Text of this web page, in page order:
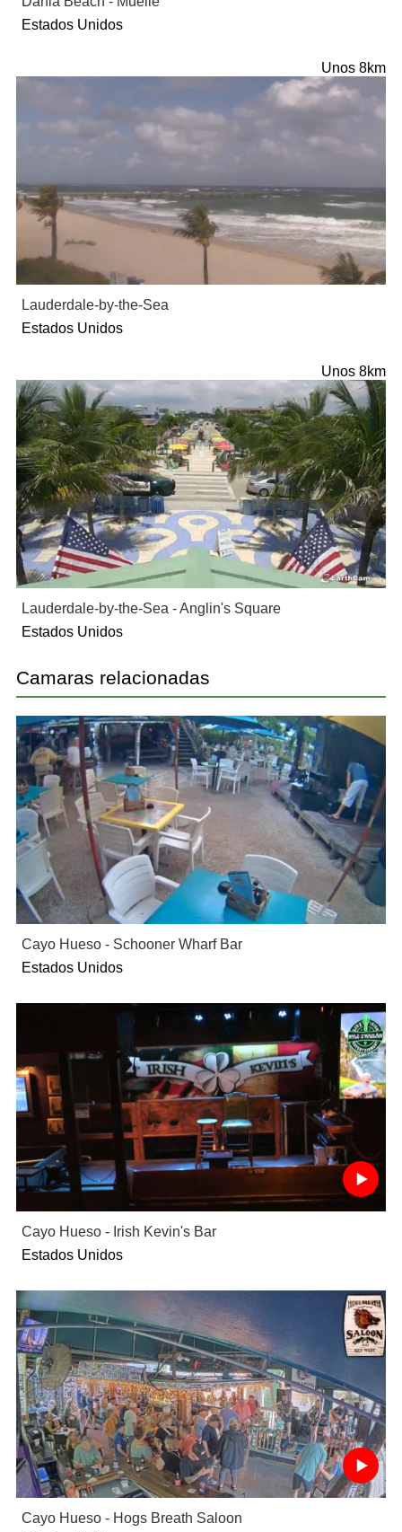
Estados Unidos
Unos 8km
Lauderdale-by-the-Sea
Estados Unidos
Unos 8km
Lauderdale-by-the-Sea - Anglin's Square
Estados Unidos
Camaras relacionadas
Cayo Hueso - Schooner Wharf Bar
Estados Unidos
Cayo Hueso - Irish Kevin's Bar
Estados Unidos
Cayo Hueso - Hogs Breath Saloon